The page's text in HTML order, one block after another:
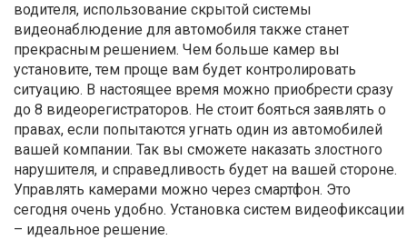
водителя, использование скрытой системы
видеонаблюдение для автомобиля также станет
прекрасным решением. Чем больше камер вы
установите, тем проще вам будет контролировать
ситуацию. В настоящее время можно приобрести сразу
до 8 видеорегистраторов. Не стоит бояться заявлять о
правах, если попытаются угнать один из автомобилей
вашей компании. Так вы сможете наказать злостного
нарушителя, и справедливость будет на вашей стороне.
Управлять камерами можно через смартфон. Это
сегодня очень удобно. Установка систем видеофиксации
– идеальное решение.